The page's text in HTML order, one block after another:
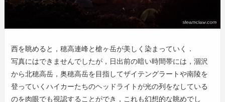
西を眺めると，穂高連峰と槍ヶ岳が美しく染まっていく．
写真にはできませんでしたが，日出前の暗い時間帯には，涸沢
から北穂高岳，奥穂高岳を目指してザイテングラートや南陵を
登っていくハイカーたちのヘッドライトが光の列をなしている
のを肉眼でも視認することができ，これも幻想的な眺めでし